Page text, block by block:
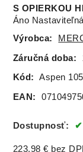
S OPIERKOU
Áno
Výrobca:
Záručná doba:
Kód: Aspen
EAN:
Dostupnosť:
223.98 € bez